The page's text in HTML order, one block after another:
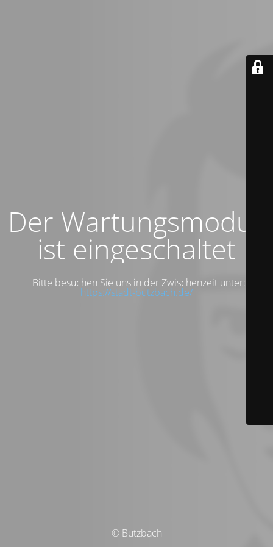
Der Wartungsmodus
ist eingeschaltet
Bitte besuchen Sie uns in der Zwischenzeit unter:
https://stadt-butzbach.de/
© Butzbach